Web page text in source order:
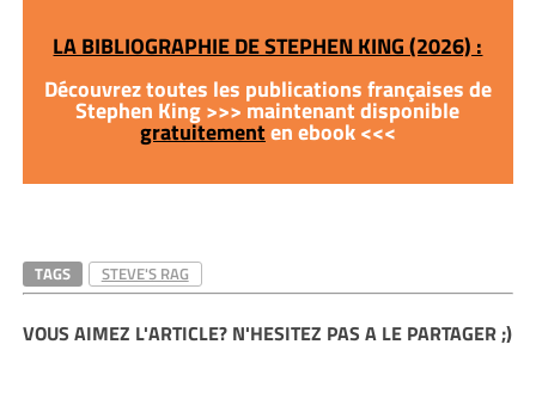
LA BIBLIOGRAPHIE DE STEPHEN KING (2026) :
Découvrez toutes les publications françaises de
Stephen King >>> maintenant disponible
gratuitementen ebook <<<
TAGS STEVE'S RAG
VOUS AIMEZ L'ARTICLE? N'HESITEZ PAS A LE PARTAGER ;)